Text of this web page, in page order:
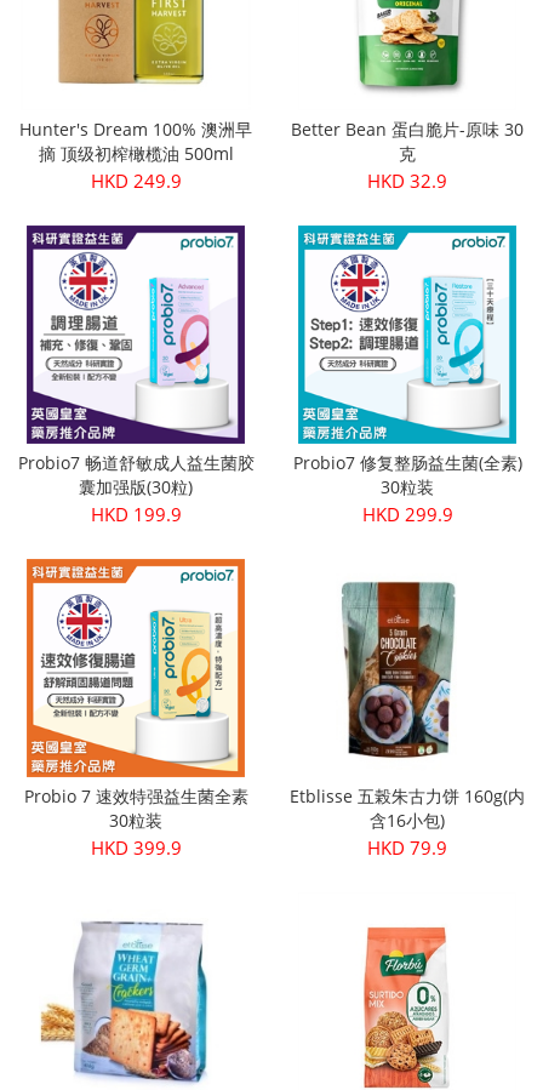
Hunter's Dream 100% 澳洲早
摘 顶级初榨橄榄油 500ml
HKD 249.9
Better Bean 蛋白脆片-原味 30
克
HKD 32.9
Probio7 畅道舒敏成人益生菌胶
囊加强版(30粒)
HKD 199.9
Probio7 修复整肠益生菌(全素)
30粒装
HKD 299.9
Probio 7 速效特强益生菌全素
30粒装
HKD 399.9
Etblisse 五榖朱古力饼 160g(内
含16小包)
HKD 79.9